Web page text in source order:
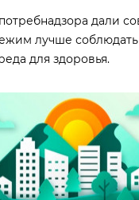
дали
лучше
для здоровья.